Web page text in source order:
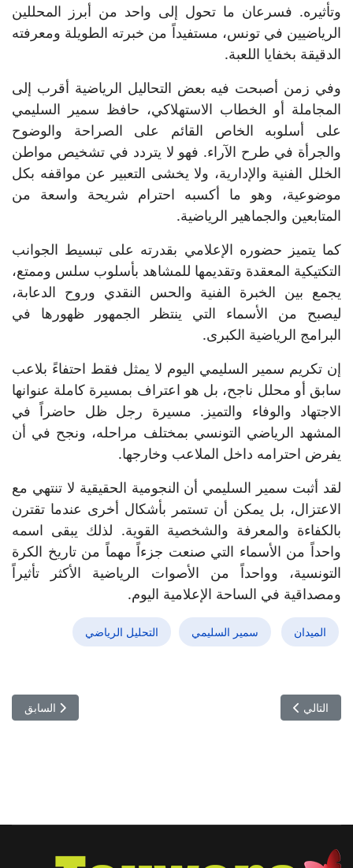
وتأثيره. فسرعان ما تحول إلى واحد من أبرز المحللين
الرياضيين في تونس، مستفيداً من خبرته الطويلة ومعرفته
الدقيقة بخفايا اللعبة.
وفي زمن أصبحت فيه بعض التحاليل الرياضية أقرب إلى
المجاملة أو الخطاب الاستهلاكي، حافظ سمير السليمي
على أسلوبه الخاص القائم على الصراحة والوضوح
والجرأة في طرح الآراء. فهو لا يتردد في تشخيص مواطن
الخلل الفنية والإدارية، ولا يخشى التعبير عن مواقفه بكل
موضوعية، وهو ما أكسبه احترام شريحة واسعة من
المتابعين والجماهير الرياضية.
كما يتميز حضوره الإعلامي بقدرته على تبسيط الجوانب
التكتيكية المعقدة وتقديمها للمشاهد بأسلوب سلس وممتع،
يجمع بين الخبرة الفنية والحس النقدي وروح الدعابة،
ليصبح من الأسماء التي ينتظر الجمهور ظهورها في
البرامج الرياضية الكبرى.
إن تكريم سمير السليمي اليوم لا يمثل فقط احتفاءً بلاعب
سابق أو محلل ناجح، بل هو اعتراف بمسيرة كاملة عنوانها
الاجتهاد والوفاء والتميز. مسيرة رجل ظل حاضراً في
المشهد الرياضي التونسي بمختلف مراحله، ونجح في أن
يفرض احترامه داخل الملاعب وخارجها.
لقد أثبت سمير السليمي أن النجومية الحقيقية لا تنتهي مع
الاعتزال، بل يمكن أن تستمر بأشكال أخرى عندما تقترن
بالكفاءة والمعرفة والشخصية القوية. لذلك يبقى اسمه
واحداً من الأسماء التي صنعت جزءاً مهماً من تاريخ الكرة
التونسية، وواحداً من الأصوات الرياضية الأكثر تأثيراً
ومصداقية في الساحة الإعلامية اليوم.
الميدان سمير السليمي التحليل الرياضي
المقال
السابق
المقال التالي: تونسية تصنع التاريخ في الطيران المدني... إنجاز عالمي
التالي